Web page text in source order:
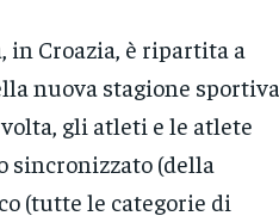
in Croazia, è ripartita a
nuova stagione sportiva
gli atleti e le atlete
sincronizzato (della
(tutte le categorie di